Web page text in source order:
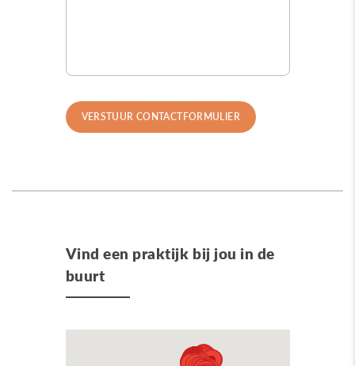
Vind een praktijk bij jou in de
buurt